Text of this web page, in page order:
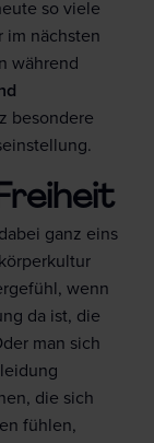
so viele
im nächsten
während
besondere
ganz eins
wenn
da ist, die
man sich
die sich
fühlen,